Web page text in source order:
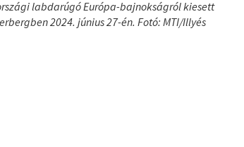
labdarúgó Európa-bajnokságról kiesett
2024. június 27-én. Fotó: MTI/Illyés